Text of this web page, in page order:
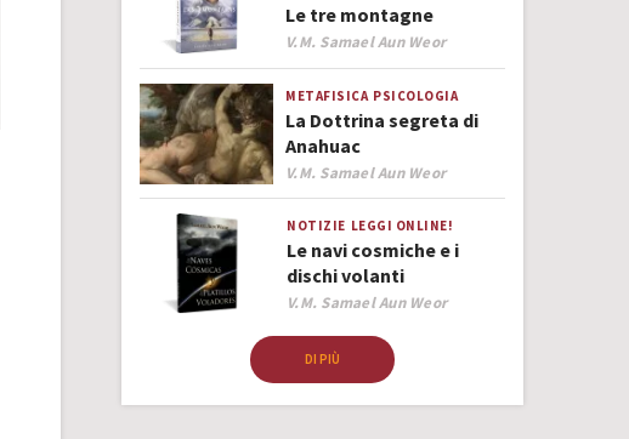
Le tre montagne
Author
V.M. Samael Aun Weor
METAFISICA PSICOLOGIA
La Dottrina segreta di
Anahuac
Author
V.M. Samael Aun Weor
NOTIZIE LEGGI ONLINE!
Le navi cosmiche e i
dischi volanti
Author
V.M. Samael Aun Weor
DI PIÙ